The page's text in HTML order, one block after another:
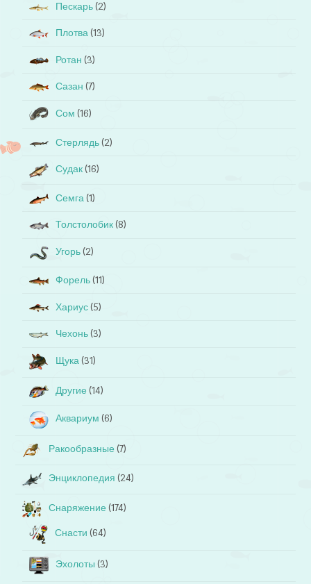
Пескарь (2)
Плотва (13)
Ротан (3)
Сазан (7)
Сом (16)
Стерлядь (2)
Судак (16)
Семга (1)
Толстолобик (8)
Угорь (2)
Форель (11)
Хариус (5)
Чехонь (3)
Щука (31)
Другие (14)
Аквариум (6)
Ракообразные (7)
Энциклопедия (24)
Снаряжение (174)
Снасти (64)
Эхолоты (3)